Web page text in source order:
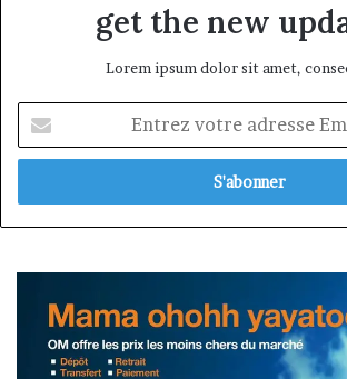
get the new
Lorem ipsum dolor sit amet,
votre
adresse